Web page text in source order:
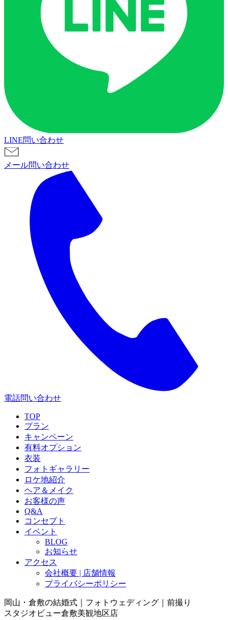
LINE問い合わせ
メール問い合わせ
電話問い合わせ
TOP
プラン
キャンペーン
有料オプション
衣装
フォトギャラリー
ロケ地紹介
ヘア＆メイク
お客様の声
Q&A
コンセプト
イベント
BLOG
お知らせ
アクセス
会社概要 | 店舗情報
プライバシーポリシー
岡山・倉敷の結婚式｜フォトウェディング｜前撮り
スタジオビュー倉敷美観地区店